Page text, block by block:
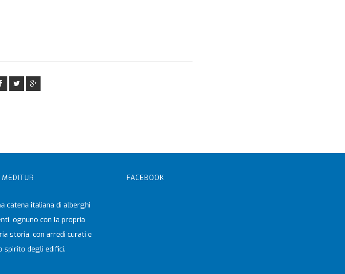
catena italiana di alberghi
ognuno con la propria
storia, con arredi curati e
spirito degli edifici.
FACEBOOK